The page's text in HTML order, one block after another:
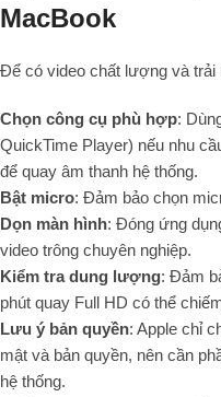
MacBook
Để có video chất lượng và
Chọn công cụ phù hợp:
QuickTime Player) nếu nhu
để quay âm thanh hệ thống.
Bật micro: Đảm bảo chọn
Dọn màn hình: Đóng ứng
video trông chuyên nghiệp.
Kiểm tra dung lượng: Đảm
phút quay Full HD có thể
Lưu ý bản quyền: Apple chỉ
mật và bản quyền, nên cần
hệ thống.